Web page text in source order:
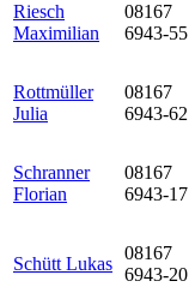
Riesch
Maximilian
08167
6943-55
Rottmüller
Julia
08167
6943-62
Schranner
Florian
08167
6943-17
Schütt Lukas
08167
6943-20